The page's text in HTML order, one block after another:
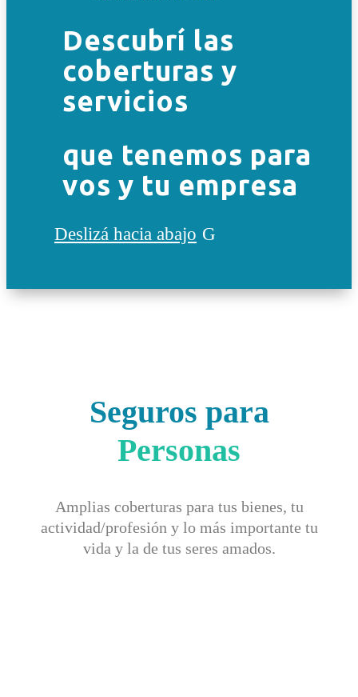
Descubrí las
coberturas y
servicios
que tenemos para
vos y tu empresa
Deslizá hacia abajo
Seguros para
Personas
Amplias coberturas para tus bienes, tu
actividad/profesión y lo más importante tu
vida y la de tus seres amados.